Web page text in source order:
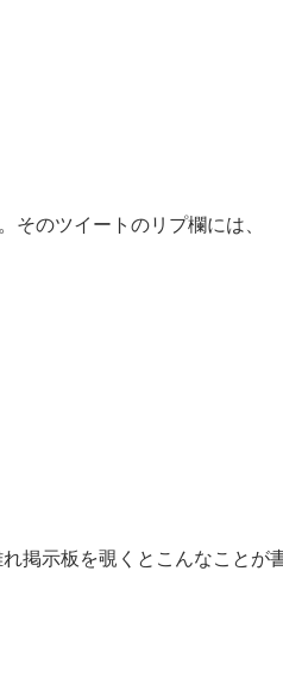
のツイートのリプ欄には、
掲示板を覗くとこんなことが